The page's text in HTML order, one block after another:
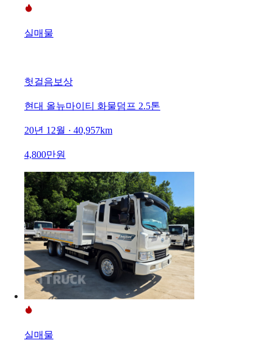
실매물
헛걸음보상
현대 올뉴마이티 화물덤프 2.5톤
20년 12월 · 40,957km
4,800만원
실매물